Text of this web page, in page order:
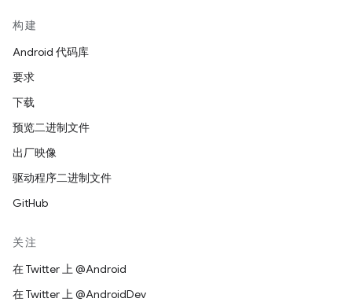
构建
Android 代码库
要求
下载
预览二进制文件
出厂映像
驱动程序二进制文件
GitHub
关注
在 Twitter 上 @Android
在 Twitter 上 @AndroidDev